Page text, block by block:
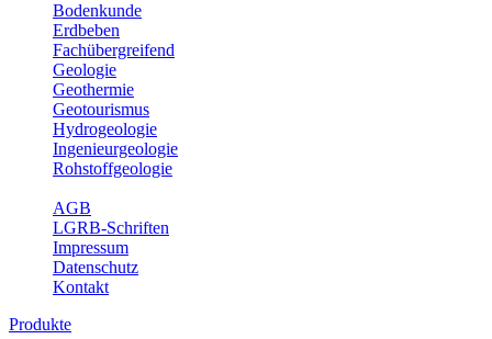
Bodenkunde
Erdbeben
Fachübergreifend
Geologie
Geothermie
Geotourismus
Hydrogeologie
Ingenieurgeologie
Rohstoffgeologie
AGB
LGRB-Schriften
Impressum
Datenschutz
Kontakt
Produkte